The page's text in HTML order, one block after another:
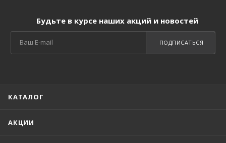
Будьте в курсе наших акций и новостей
ПОДПИСАТЬСЯ
КАТАЛОГ
АКЦИИ